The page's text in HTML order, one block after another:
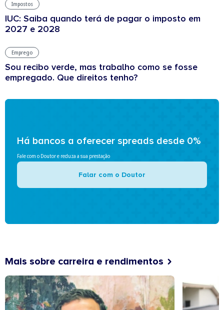
Impostos
IUC: Saiba quando terá de pagar o imposto em
2027 e 2028
Emprego
Sou recibo verde, mas trabalho como se fosse
empregado. Que direitos tenho?
Há bancos a oferecer spreads desde 0%
Fale com o Doutor e reduza a sua prestação
Falar com o Doutor
Mais sobre carreira e rendimentos